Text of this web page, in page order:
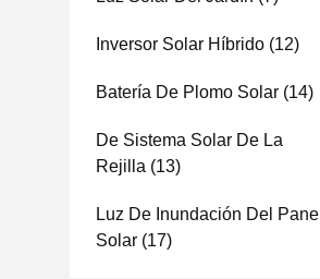
Inversor Solar Híbrido (12)
Batería De Plomo Solar (14)
De Sistema Solar De La
Rejilla (13)
Luz De Inundación Del Panel
Solar (17)